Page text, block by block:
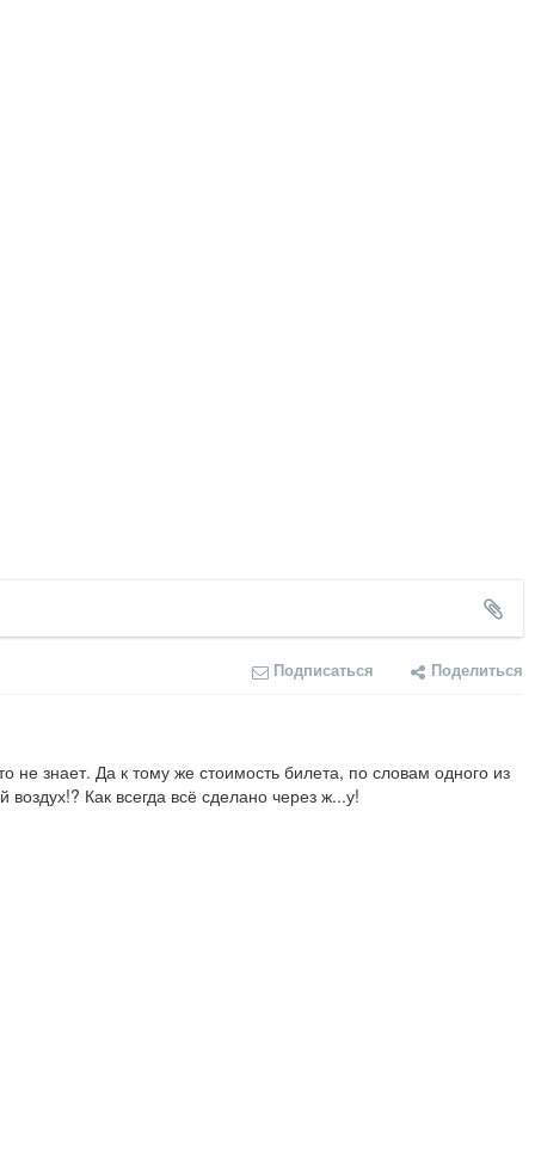
Подписаться Поделиться
не знает. Да к тому же стоимость билета, по словам одного из
Как всегда всё сделано через ж...у!